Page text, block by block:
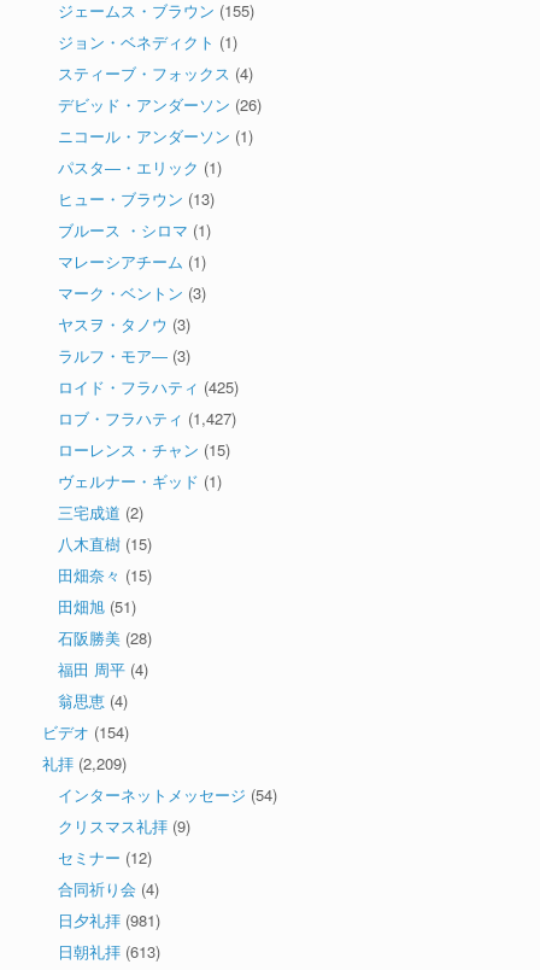
ジェームス・ブラウン (155)
ジョン・ベネディクト (1)
スティーブ・フォックス (4)
デビッド・アンダーソン (26)
ニコール・アンダーソン (1)
パスタ―・エリック (1)
ヒュー・ブラウン (13)
ブルース ・シロマ (1)
マレーシアチーム (1)
マーク・ベントン (3)
ヤスヲ・タノウ (3)
ラルフ・モア― (3)
ロイド・フラハティ (425)
ロブ・フラハティ (1,427)
ローレンス・チャン (15)
ヴェルナー・ギッド (1)
三宅成道 (2)
八木直樹 (15)
田畑奈々 (15)
田畑旭 (51)
石阪勝美 (28)
福田 周平 (4)
翁思恵 (4)
ビデオ (154)
礼拝 (2,209)
インターネットメッセージ (54)
クリスマス礼拝 (9)
セミナー (12)
合同祈り会 (4)
日夕礼拝 (981)
日朝礼拝 (613)